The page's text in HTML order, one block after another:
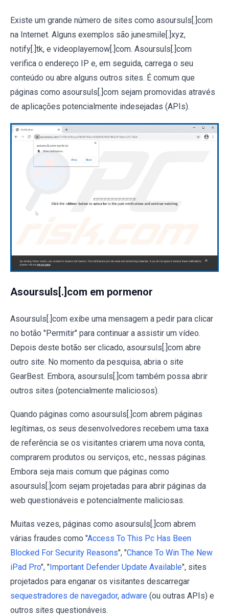
Existe um grande número de sites como asoursuls[.]com
na Internet. Alguns exemplos são junesmile[.]xyz,
notify[.]tk, e videoplayernow[.]com. Asoursuls[.]com
verifica o endereço IP e, em seguida, carrega o seu
conteúdo ou abre alguns outros sites. É comum que
páginas como asoursuls[.]com sejam promovidas através
de aplicações potencialmente indesejadas (APIs).
Asoursuls[.]com em pormenor
Asoursuls[.]com exibe uma mensagem a pedir para clicar
no botão "Permitir" para continuar a assistir um vídeo.
Depois deste botão ser clicado, asoursuls[.]com abre
outro site. No momento da pesquisa, abria o site
GearBest. Embora, asoursuls[.]com também possa abrir
outros sites (potencialmente maliciosos).
Quando páginas como asoursuls[.]com abrem páginas
legítimas, os seus desenvolvedores recebem uma taxa
de referência se os visitantes criarem uma nova conta,
comprarem produtos ou serviços, etc., nessas páginas.
Embora seja mais comum que páginas como
asoursuls[.]com sejam projetadas para abrir páginas da
web questionáveis e potencialmente maliciosas.
Muitas vezes, páginas como asoursuls[.]com abrem
várias fraudes como "Access To This Pc Has Been
Blocked For Security Reasons", "Chance To Win The New
iPad Pro", " Important Defender Update Available", sites
projetados para enganar os visitantes descarregar
sequestradores de navegador, adware (ou outras APIs) e
outros sites questionáveis.